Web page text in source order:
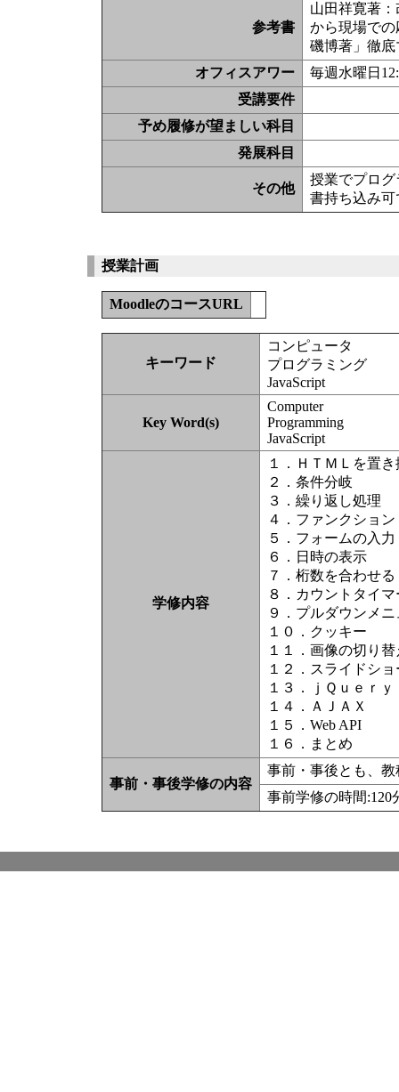
参考書
山田祥寛著
から現場で
磯博著」徹底
オフィスアワー
毎週水曜日
受講要件
予め履修が望ましい科目
発展科目
その他
授業でプロ
書持ち込み可
授業計画
MoodleのコースURL
キーワード
コンピュータ
プログラミング
JavaScript
Key Word(s)
Computer
Programming
JavaScript
学修内容
１．ＨＴＭＬを置
２．条件分岐
３．繰り返し処理
４．ファンクション
５．フォームの入力
６．日時の表示
７．桁数を合わせる
８．カウントタイマ
９．プルダウンメニ
１０．クッキー
１１．画像の切り
１２．スライドショ
１３．ｊＱｕｅｒｙ
１４．ＡＪＡＸ
１５．Web API
１６．まとめ
事前・事後学修の内容
事前・事後とも、
事前学修の時間